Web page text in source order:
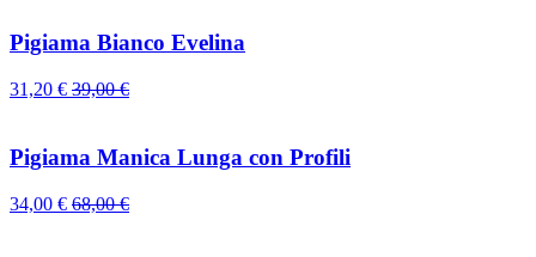
Pigiama Bianco Evelina
31,20 € 39,00€
Pigiama Manica Lunga con Profili
34,00 € 68,00€